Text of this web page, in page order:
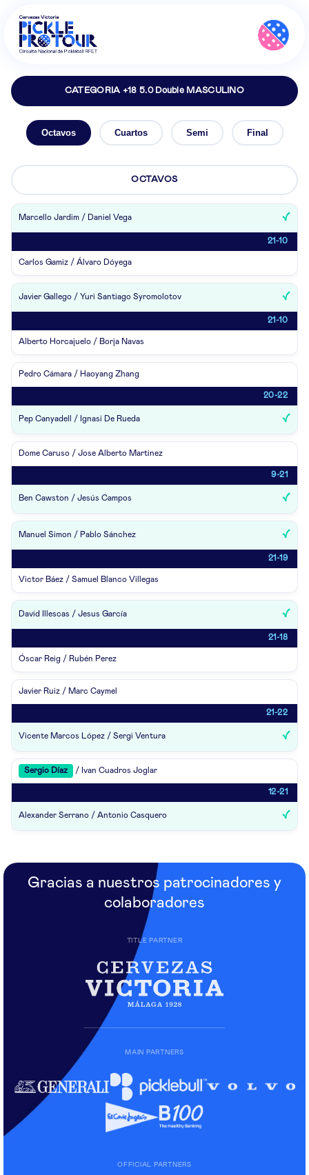
CATEGORIA +18 5.0 Double MASCULINO
Octavos Cuartos Semi Final
OCTAVOS
Marcello Jardim / Daniel Vega
21-10
Carlos Gamiz / Álvaro Dóyega
Javier Gallego / Yuri Santiago Syromolotov
21-10
Alberto Horcajuelo / Borja Navas
Pedro Cámara / Haoyang Zhang
20-22
Pep Canyadell / Ignasi De Rueda
Dome Caruso / Jose Alberto Martinez
9-21
Ben Cawston / Jesús Campos
Manuel Simon / Pablo Sánchez
21-19
Victor Báez / Samuel Blanco Villegas
David Illescas / Jesus García
21-18
Óscar Reig / Rubén Perez
Javier Ruiz / Marc Caymel
21-22
Vicente Marcos López / Sergi Ventura
Sergio Díaz / Ivan Cuadros Joglar
12-21
Alexander Serrano / Antonio Casquero
Gracias a nuestros patrocinadores y
colaboradores
TITLE PARTNER
MAIN PARTNERS
OFFICIAL PARTNERS